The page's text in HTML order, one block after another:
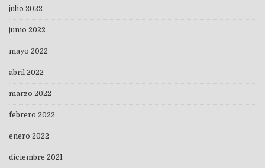
julio 2022
junio 2022
mayo 2022
abril 2022
marzo 2022
febrero 2022
enero 2022
diciembre 2021